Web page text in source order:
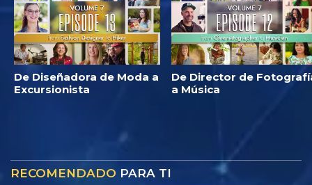
De Diseñadora de Moda a
Excursionista
De Director de
a Música
RECOMENDADO PARA TI